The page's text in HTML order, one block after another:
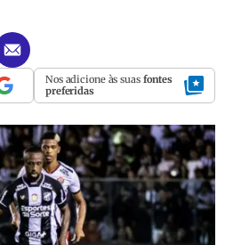
Nos adicione às suas fontes
preferidas